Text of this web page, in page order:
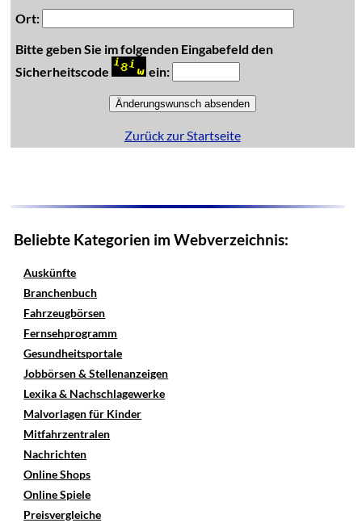
Ort:
Bitte geben Sie im folgenden Eingabefeld den
Sicherheitscode
ein:
Zurück zur Startseite
Beliebte Kategorien im Webverzeichnis:
Auskünfte
Branchenbuch
Fahrzeugbörsen
Fernsehprogramm
Gesundheitsportale
Jobbörsen & Stellenanzeigen
Lexika & Nachschlagewerke
Malvorlagen für Kinder
Mitfahrzentralen
Nachrichten
Online Shops
Online Spiele
Preisvergleiche